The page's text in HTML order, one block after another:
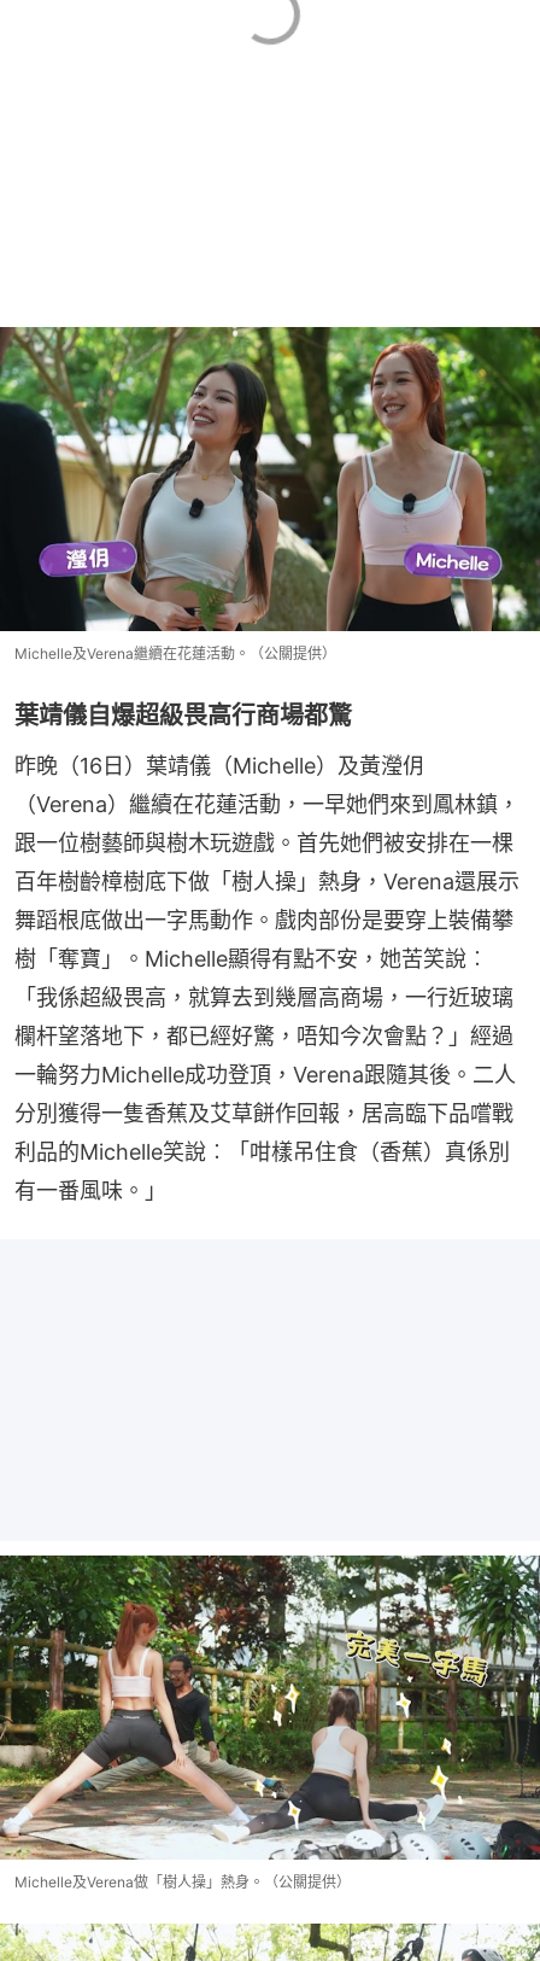
Michelle及Verena繼續在花蓮活動。（公關提供）
葉靖儀自爆超級畏高行商場都驚
昨晚（16日）葉靖儀（Michelle）及黃瀅仴
（Verena）繼續在花蓮活動，一早她們來到鳳林鎮，
跟一位樹藝師與樹木玩遊戲。首先她們被安排在一棵
百年樹齡樟樹底下做「樹人操」熱身，Verena還展示
舞蹈根底做出一字馬動作。戲肉部份是要穿上裝備攀
樹「奪寶」。Michelle顯得有點不安，她苦笑說︰
「我係超級畏高，就算去到幾層高商場，一行近玻璃
欄杆望落地下，都已經好驚，唔知今次會點？」經過
一輪努力Michelle成功登頂，Verena跟隨其後。二人
分別獲得一隻香蕉及艾草餅作回報，居高臨下品嚐戰
利品的Michelle笑說︰「咁樣吊住食（香蕉）真係別
有一番風味。」
Michelle及Verena做「樹人操」熱身。（公關提供）